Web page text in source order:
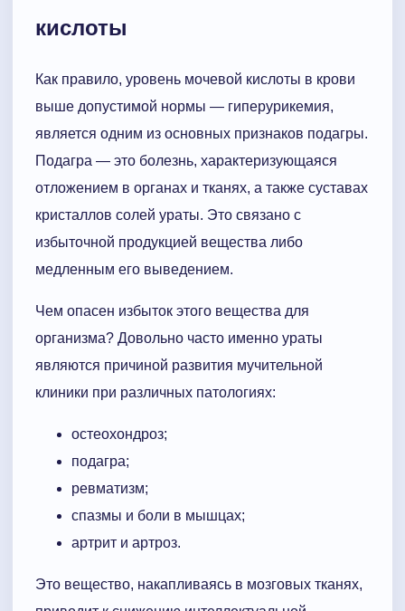
кислоты
Как правило, уровень мочевой кислоты в крови
выше допустимой нормы — гиперурикемия,
является одним из основных признаков подагры.
Подагра — это болезнь, характеризующаяся
отложением в органах и тканях, а также суставах
кристаллов солей ураты. Это связано с
избыточной продукцией вещества либо
медленным его выведением.
Чем опасен избыток этого вещества для
организма? Довольно часто именно ураты
являются причиной развития мучительной
клиники при различных патологиях:
остеохондроз;
подагра;
ревматизм;
спазмы и боли в мышцах;
артрит и артроз.
Это вещество, накапливаясь в мозговых тканях,